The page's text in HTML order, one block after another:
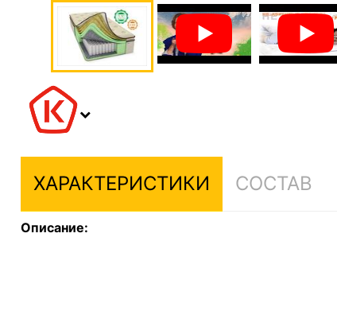
ХАРАКТЕРИСТИКИ СОСТАВ
Описание: